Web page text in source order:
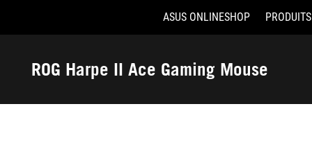
Accessibility links
ASUS ONLINESHOP PRODUITS
ROG Harpe II Ace Gaming Mouse
ROG Harpe II Ace Gaming Mouse